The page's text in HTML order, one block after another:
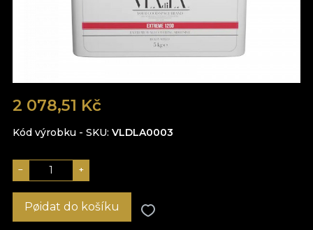
2 078,51 Kč
Kód výrobku - SKU VLDLA0003
− +
Pøidat do košíku